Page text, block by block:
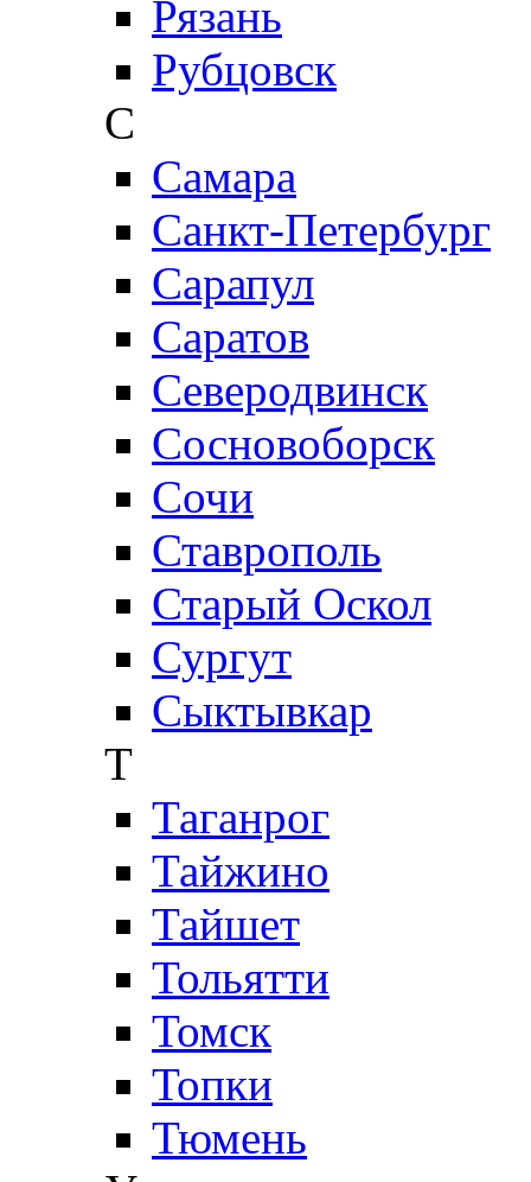
Рязань
Рубцовск
С
Самара
Санкт-Петербург
Сарапул
Саратов
Северодвинск
Сосновоборск
Сочи
Ставрополь
Старый Оскол
Сургут
Сыктывкар
Т
Таганрог
Тайжино
Тайшет
Тольятти
Томск
Топки
Тюмень